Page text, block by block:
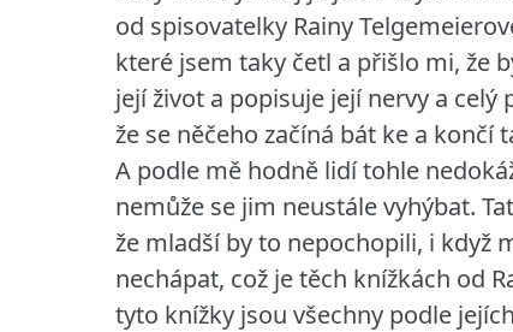
od spisovatelky Rainy
které jsem taky četl a přišlo mi, že
její život a popisuje její nervy a
že se něčeho začíná bát ke a končí
A podle mě hodně lidí tohle
nemůže se jim neustále vyhýbat.
že mladší by to nepochopili, i když
nechápat, což je těch knížkách od
tyto knížky jsou všechny podle